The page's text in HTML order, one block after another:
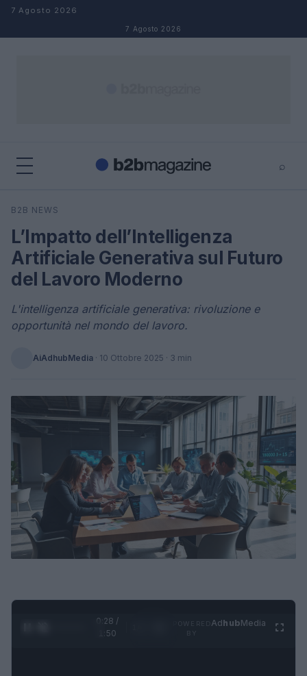
Salta al contenuto
7 Agosto 2026
7 Agosto 2026
⌕
Cerca
B2B NEWS
L’Impatto dell’Intelligenza
Artificiale Generativa sul Futuro
del Lavoro Moderno
L'intelligenza artificiale generativa: rivoluzione e
opportunità nel mondo del lavoro.
AiAdhubMedia · 10 Ottobre 2025 · 3 min
0:28 /
1:50
AdhubMedia